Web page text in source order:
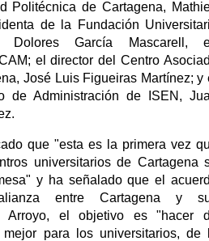
Politécnica de Cartagena,
de la Fundación
Dolores García Mascarell,
el director del Centro
José Luis Figueiras Martínez; y
de Administración de ISEN,
que "esta es la primera vez
universitarios de Cartagena
y ha señalado que el
entre Cartagena y
Arroyo, el objetivo es "hacer
para los universitarios, de